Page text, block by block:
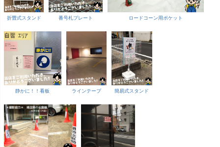
折畳式スタンド 番号札プレート ロードコーン用ポケット
静かに！！看板 ラインテープ 簡易式スタンド